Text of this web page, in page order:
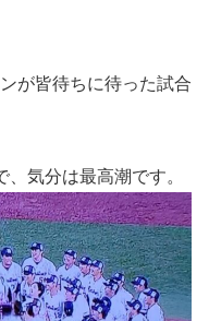
が皆待ちに待った試合
気分は最高潮です。